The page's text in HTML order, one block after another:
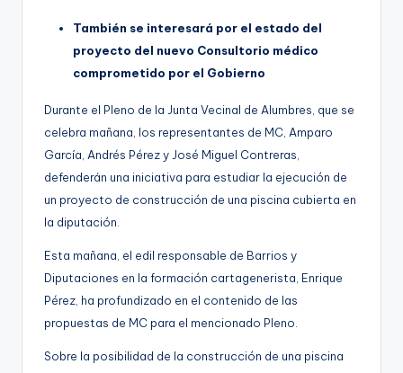
También se interesará por el estado del
proyecto del nuevo Consultorio médico
comprometido por el Gobierno
Durante el Pleno de la Junta Vecinal de Alumbres, que se
celebra mañana, los representantes de MC, Amparo
García, Andrés Pérez y José Miguel Contreras,
defenderán una iniciativa para estudiar la ejecución de
un proyecto de construcción de una piscina cubierta en
la diputación.
Esta mañana, el edil responsable de Barrios y
Diputaciones en la formación cartagenerista, Enrique
Pérez, ha profundizado en el contenido de las
propuestas de MC para el mencionado Pleno.
Sobre la posibilidad de la construcción de una piscina